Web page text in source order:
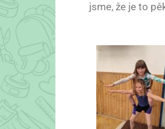
jsme, že je to